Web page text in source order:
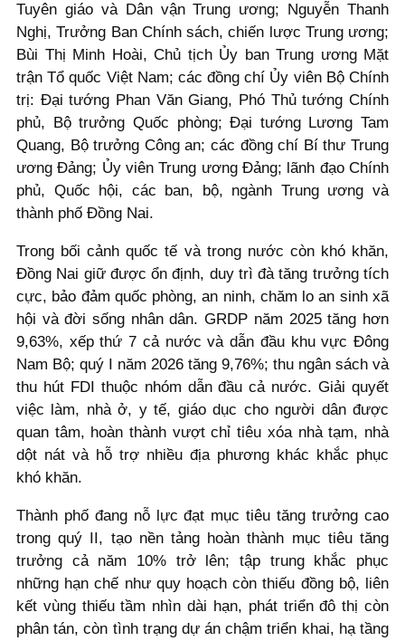
Tuyên giáo và Dân vận Trung ương; Nguyễn Thanh
Nghị, Trưởng Ban Chính sách, chiến lược Trung ương;
Bùi Thị Minh Hoài, Chủ tịch Ủy ban Trung ương Mặt
trận Tổ quốc Việt Nam; các đồng chí Ủy viên Bộ Chính
trị: Đại tướng Phan Văn Giang, Phó Thủ tướng Chính
phủ, Bộ trưởng Quốc phòng; Đại tướng Lương Tam
Quang, Bộ trưởng Công an; các đồng chí Bí thư Trung
ương Đảng; Ủy viên Trung ương Đảng; lãnh đạo Chính
phủ, Quốc hội, các ban, bộ, ngành Trung ương và
thành phố Đồng Nai.
Trong bối cảnh quốc tế và trong nước còn khó khăn,
Đồng Nai giữ được ổn định, duy trì đà tăng trưởng tích
cực, bảo đảm quốc phòng, an ninh, chăm lo an sinh xã
hội và đời sống nhân dân. GRDP năm 2025 tăng hơn
9,63%, xếp thứ 7 cả nước và dẫn đầu khu vực Đông
Nam Bộ; quý I năm 2026 tăng 9,76%; thu ngân sách và
thu hút FDI thuộc nhóm dẫn đầu cả nước. Giải quyết
việc làm, nhà ở, y tế, giáo dục cho người dân được
quan tâm, hoàn thành vượt chỉ tiêu xóa nhà tạm, nhà
dột nát và hỗ trợ nhiều địa phương khác khắc phục
khó khăn.
Thành phố đang nỗ lực đạt mục tiêu tăng trưởng cao
trong quý II, tạo nền tảng hoàn thành mục tiêu tăng
trưởng cả năm 10% trở lên; tập trung khắc phục
những hạn chế như quy hoạch còn thiếu đồng bộ, liên
kết vùng thiếu tầm nhìn dài hạn, phát triển đô thị còn
phân tán, còn tình trạng dự án chậm triển khai, hạ tầng